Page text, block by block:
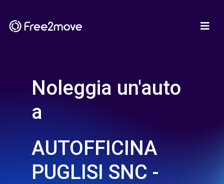
Noleggia un'auto
a
AUTOFFICINA
PUGLISI SNC -